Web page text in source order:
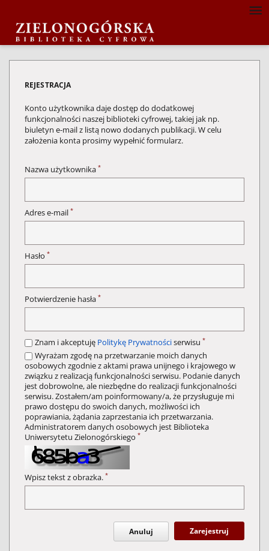
REJESTRACJA
Konto użytkownika daje dostęp do dodatkowej
funkcjonalności naszej biblioteki cyfrowej, takiej jak np.
biuletyn e-mail z listą nowo dodanych publikacji. W celu
założenia konta prosimy wypełnić formularz.
Nazwa użytkownika *
Adres e-mail *
Hasło *
Potwierdzenie hasła *
Znam i akceptuję Politykę Prywatnościserwisu *
Wyrażam zgodę na przetwarzanie moich danych
osobowych zgodnie z aktami prawa unijnego i krajowego w
związku z realizacją funkcjonalności serwisu. Podanie danych
jest dobrowolne, ale niezbędne do realizacji funkcjonalności
serwisu. Zostałem/am poinformowany/a, że przysługuje mi
prawo dostępu do swoich danych, możliwości ich
poprawiania, żądania zaprzestania ich przetwarzania.
Administratorem danych osobowych jest Biblioteka
Uniwersytetu Zielonogórskiego *
Wpisz tekst z obrazka. *
Anuluj Zarejestruj